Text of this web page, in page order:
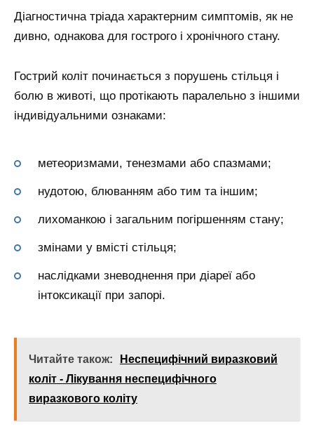
Діагностична тріада характерним симптомів, як не
дивно, однакова для гострого і хронічного стану.
Гострий коліт починається з порушень стільця і
болю в животі, що протікають паралельно з іншими
індивідуальними ознаками:
метеоризмами, тенезмами або спазмами;
нудотою, блюванням або тим та іншим;
лихоманкою і загальним погіршенням стану;
змінами у вмісті стільця;
наслідками зневоднення при діареї або
інтоксикації при запорі.
Читайте також:
Неспецифічний виразковий
коліт - Лікування неспецифічного
виразкового коліту